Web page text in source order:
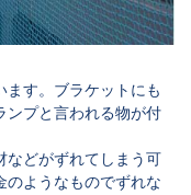
ます。ブラケットにも
ンプと言われる物が付
などがずれてしまう可
のようなものでずれな